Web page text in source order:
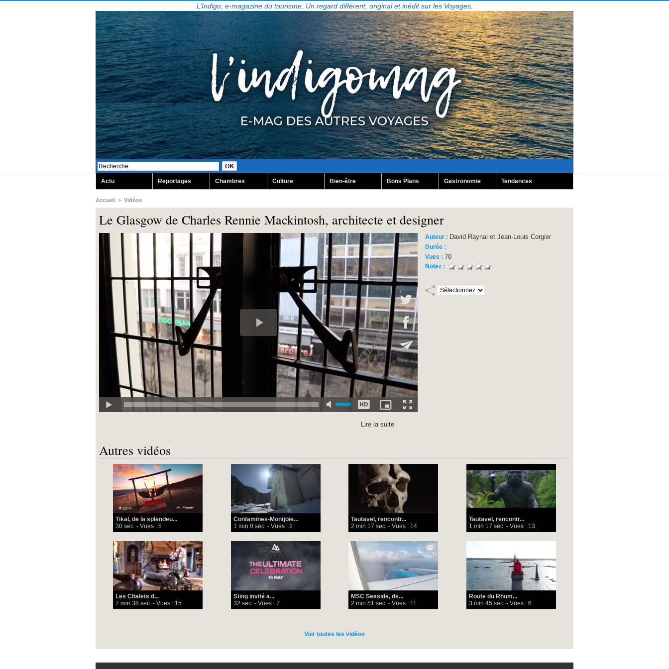
L’Indigo, e-magazine du tourisme. Un regard différent, original et inédit sur les Voyages.
Actu Reportages Chambres Culture Bien-être Bons Plans Gastronomie Tendances
Accueil > Vidéos
Le Glasgow de Charles Rennie Mackintosh, architecte et designer
Auteur : David Raynal et Jean-Louis Corgier
Durée :
Vues : 70
Notez :
Lire la suite
Autres vidéos
Tikal, de la splendeu...
30 sec - Vues : 5
Contamines-Montjoie...
1 min 0 sec - Vues : 2
Tautavel, rencontr...
2 min 17 sec - Vues : 14
Tautavel, rencontr...
1 min 17 sec - Vues : 13
Les Chalets d...
7 min 38 sec - Vues : 15
Sting invité a...
32 sec - Vues : 7
MSC Seaside, de...
2 min 51 sec - Vues : 11
Route du Rhum...
3 min 45 sec - Vues : 6
Voir toutes les vidéos